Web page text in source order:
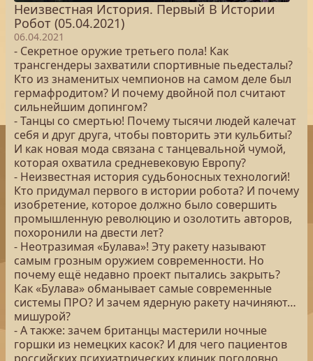
Неизвестная История. Первый В Истории
Робот (05.04.2021)
06.04.2021
- Секретное оружие третьего пола! Как
трансгендеры захватили спортивные пьедесталы?
Кто из знаменитых чемпионов на самом деле был
гермафродитом? И почему двойной пол считают
сильнейшим допингом?
- Танцы со смертью! Почему тысячи людей калечат
себя и друг друга, чтобы повторить эти кульбиты?
И как новая мода связана с танцевальной чумой,
которая охватила средневековую Европу?
- Неизвестная история судьбоносных технологий!
Кто придумал первого в истории робота? И почему
изобретение, которое должно было совершить
промышленную революцию и озолотить авторов,
похоронили на двести лет?
- Неотразимая «Булава»! Эту ракету называют
самым грозным оружием современности. Но
почему ещё недавно проект пытались закрыть?
Как «Булава» обманывает самые современные
системы ПРО? И зачем ядерную ракету начиняют…
мишурой?
- А также: зачем британцы мастерили ночные
горшки из немецких касок? И для чего пациентов